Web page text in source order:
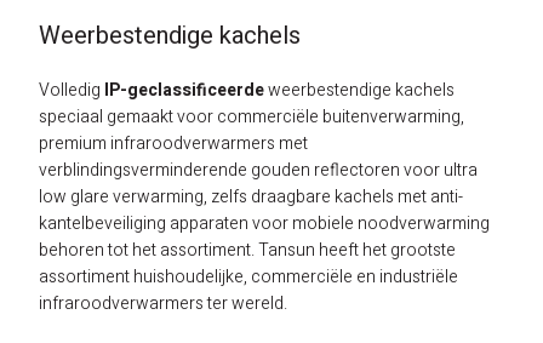
Industrie
Subsidie bedrijven
Veelgestelde vragen
Weerbestendige kachels
Volledig IP-geclassificeerdeweerbestendige kachels
speciaal gemaakt voor commerciële buitenverwarming,
premium infraroodverwarmers met
verblindingsverminderende gouden reflectoren voor ultra
low glare verwarming, zelfs draagbare kachels met anti-
kantelbeveiliging apparaten voor mobiele noodverwarming
behoren tot het assortiment. Tansun heeft het grootste
assortiment huishoudelijke, commerciële en industriële
infraroodverwarmers ter wereld.